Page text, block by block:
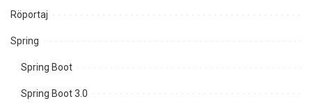
Röportaj
Spring
Spring Boot
Spring Boot 3.0